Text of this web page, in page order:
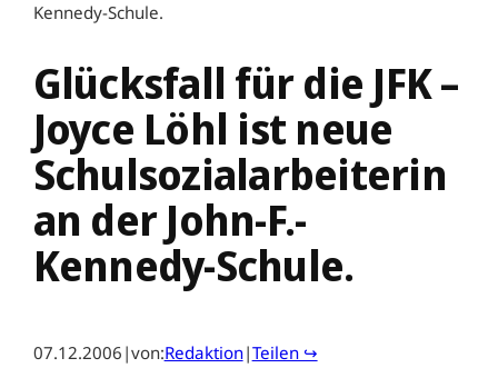
Kennedy-Schule.
Glücksfall für die JFK –
Joyce Löhl ist neue
Schulsozialarbeiterin
an der John-F.-
Kennedy-Schule.
07.12.2006 |von:Redaktion|Teilen ↪